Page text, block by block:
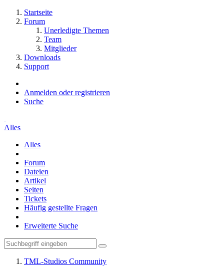
Startseite
Forum
Unerledigte Themen
Team
Mitglieder
Downloads
Support
Anmelden oder registrieren
Suche
Alles
Alles
Forum
Dateien
Artikel
Seiten
Tickets
Häufig gestellte Fragen
Erweiterte Suche
TML-Studios Community